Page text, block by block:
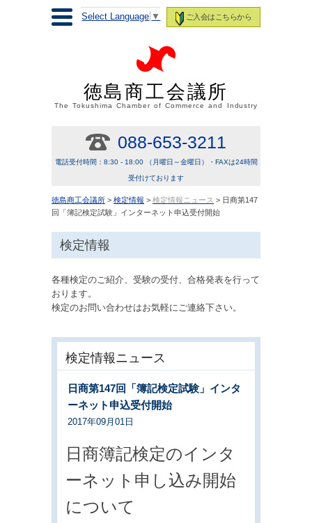
ご入会はこちらから
Select Language ▼
徳島商工会議所
The Tokushima Chamber of Commerce and Industry
088-653-3211
電話受付時間：8:30 - 18:00 （月曜日～金曜日）・FAXは24時間
受付けております
徳島商工会議所 > 検定情報 > 検定情報ニュース > 日商第147
回「簿記検定試験」インターネット申込受付開始
検定情報
各種検定のご紹介、受験の受付、合格発表を行って
おります。
検定のお問い合わせはお気軽にご連絡下さい。
検定情報ニュース
日商第147回「簿記検定試験」インタ
ーネット申込受付開始
2017年09月01日
日商簿記検定のインタ
ーネット申し込み開始
について